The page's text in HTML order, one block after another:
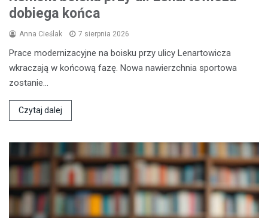
dobiega końca
Anna Cieślak 7 sierpnia 2026
Prace modernizacyjne na boisku przy ulicy Lenartowicza
wkraczają w końcową fazę. Nowa nawierzchnia sportowa
zostanie…
Czytaj dalej